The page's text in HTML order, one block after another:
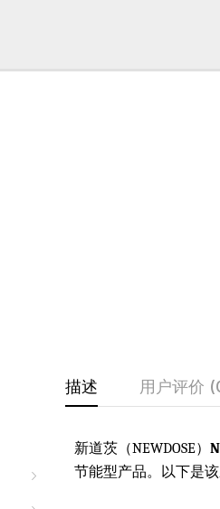
描述 用户评价
新道茨（NEWDOSE）
节能型产品。以下是